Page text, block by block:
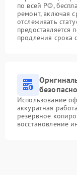
по всей РФ,
ремонт, включая
отслеживать
предоставляется
продления срока
Использование
аккуратная
резервное
восстановление